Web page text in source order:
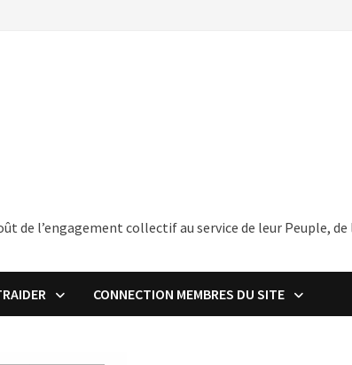
de l’engagement collectif au service de leur Peuple,
CONNECTION MEMBRES DU SITE